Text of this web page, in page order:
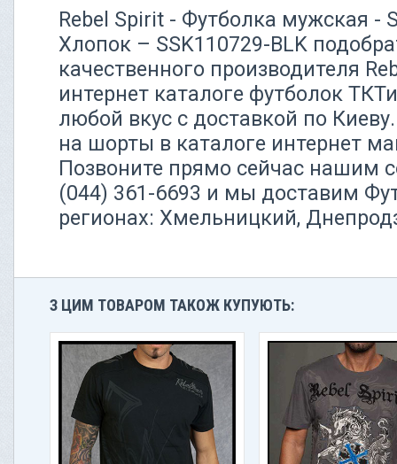
Rebel Spirit - Футболка мужская -
Хлопок – SSK110729-BLK
качественного производителя
интернет каталоге футболок
любой вкус с доставкой по
на шорты в каталоге интернет
Позвоните прямо сейчас нашим
(044) 361-6693 и мы доставим
регионах: Хмельницкий,
З ЦИМ ТОВАРОМ ТАКОЖ КУПУЮТЬ: